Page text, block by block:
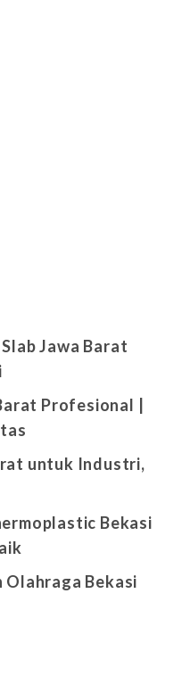
Jawa Barat
Profesional |
untuk Industri,
Bekasi
Olahraga Bekasi